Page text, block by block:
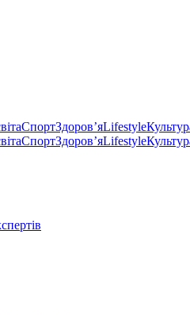
СпортЗдоровʼяLifestyle
СпортЗдоровʼяLifestyle